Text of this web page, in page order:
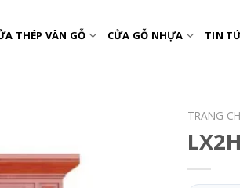
THÉP VÂN GỖ CỬA GỖ NHỰA TIN
TRANG